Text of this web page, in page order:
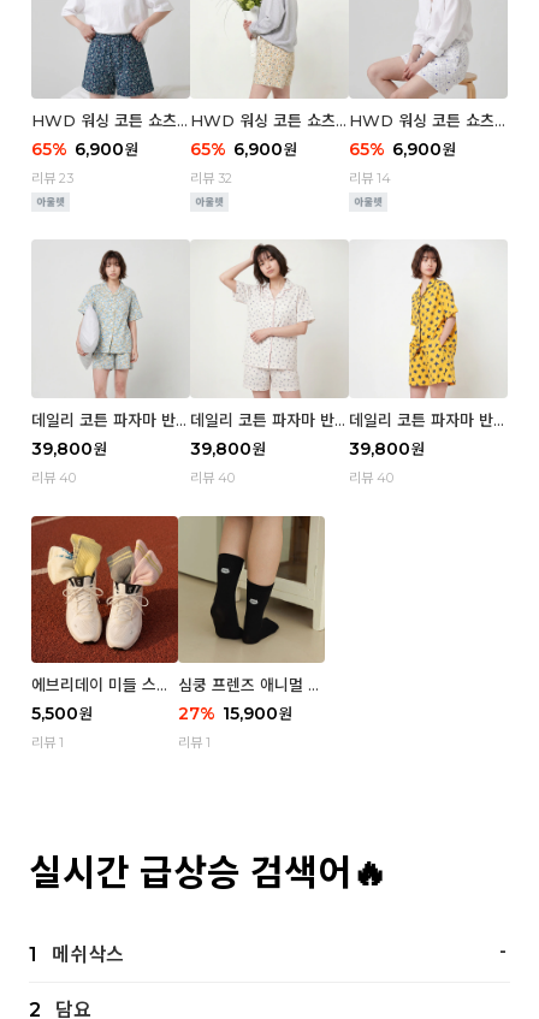
HWD 워싱 코튼 쇼츠
(우먼) - 03 Berry tre
e
65% 6,900원
리뷰 23
HWD 워싱 코튼 쇼츠
(우먼) - 02 Retro flo
wer
65% 6,900원
리뷰 32
HWD 워싱 코튼 쇼츠
(우먼) - 01 Blue whal
e
65% 6,900원
리뷰 14
데일리 코튼 파자마 반팔
세트 (우먼) - 03 Sum
mer lane
39,800원
리뷰 40
데일리 코튼 파자마 반팔
세트 (우먼) - 02 Blue
cherry
39,800원
리뷰 40
데일리 코튼 파자마 반팔
세트 (우먼) - 01 Miz
39,800원
리뷰 40
에브리데이 미들 스포
츠 삭스 우먼 1P
5,500원
리뷰 1
심쿵 프렌즈 애니멀 삭
스 우먼 4P - 03 흑백
냥
27% 15,900원
리뷰 1
실시간 급상승 검색어🔥
1 메쉬삭스 -
2 담요